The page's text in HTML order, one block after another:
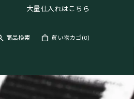
大量仕入れはこちら
商品検索 買い物カゴ(0)